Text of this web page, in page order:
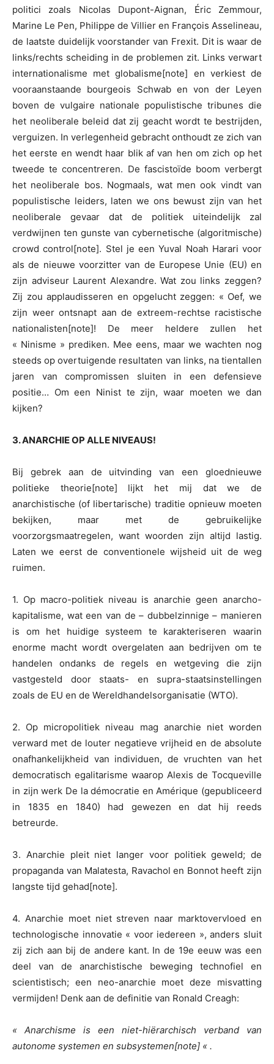
politici zoals Nicolas Dupont-Aignan, Éric Zemmour,
Marine Le Pen, Philippe de Villier en François Asselineau,
de laatste duidelijk voorstander van Frexit. Dit is waar de
links/rechts scheiding in de problemen zit. Links verwart
internationalisme met globalisme[note] en verkiest de
vooraanstaande bourgeois Schwab en von der Leyen
boven de vulgaire nationale populistische tribunes die
het neoliberale beleid dat zij geacht wordt te bestrijden,
verguizen. In verlegenheid gebracht onthoudt ze zich van
het eerste en wendt haar blik af van hen om zich op het
tweede te concentreren. De fascistoïde boom verbergt
het neoliberale bos. Nogmaals, wat men ook vindt van
populistische leiders, laten we ons bewust zijn van het
neoliberale gevaar dat de politiek uiteindelijk zal
verdwijnen ten gunste van cybernetische (algoritmische)
crowd control[note]. Stel je een Yuval Noah Harari voor
als de nieuwe voorzitter van de Europese Unie (EU) en
zijn adviseur Laurent Alexandre. Wat zou links zeggen?
Zij zou applaudisseren en opgelucht zeggen: « Oef, we
zijn weer ontsnapt aan de extreem-rechtse racistische
nationalisten[note]! De meer heldere zullen het
« Ninisme » prediken. Mee eens, maar we wachten nog
steeds op overtuigende resultaten van links, na tientallen
jaren van compromissen sluiten in een defensieve
positie… Om een Ninist te zijn, waar moeten we dan
kijken?
3. ANARCHIE OP ALLE NIVEAUS!
Bij gebrek aan de uitvinding van een gloednieuwe
politieke theorie[note] lijkt het mij dat we de
anarchistische (of libertarische) traditie opnieuw moeten
bekijken, maar met de gebruikelijke
voorzorgsmaatregelen, want woorden zijn altijd lastig.
Laten we eerst de conventionele wijsheid uit de weg
ruimen.
1. Op macro-politiek niveau is anarchie geen anarcho-
kapitalisme, wat een van de – dubbelzinnige – manieren
is om het huidige systeem te karakteriseren waarin
enorme macht wordt overgelaten aan bedrijven om te
handelen ondanks de regels en wetgeving die zijn
vastgesteld door staats- en supra-staatsinstellingen
zoals de EU en de Wereldhandelsorganisatie (WTO).
2. Op micropolitiek niveau mag anarchie niet worden
verward met de louter negatieve vrijheid en de absolute
onafhankelijkheid van individuen, de vruchten van het
democratisch egalitarisme waarop Alexis de Tocqueville
in zijn werk De la démocratie en Amérique (gepubliceerd
in 1835 en 1840) had gewezen en dat hij reeds
betreurde.
3. Anarchie pleit niet langer voor politiek geweld; de
propaganda van Malatesta, Ravachol en Bonnot heeft zijn
langste tijd gehad[note].
4. Anarchie moet niet streven naar marktovervloed en
technologische innovatie « voor iedereen », anders sluit
zij zich aan bij de andere kant. In de 19e eeuw was een
deel van de anarchistische beweging technofiel en
scientistisch; een neo-anarchie moet deze misvatting
vermijden! Denk aan de definitie van Ronald Creagh:
« Anarchisme is een niet-hiërarchisch verband van
autonome systemen en subsystemen[note] « .